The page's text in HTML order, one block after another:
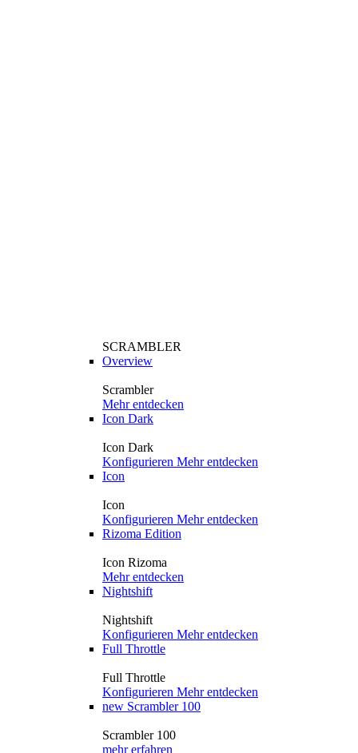
SCRAMBLER
Overview
Scrambler
Mehr entdecken
Icon Dark
Icon Dark
Konfigurieren Mehr entdecken
Icon
Icon
Konfigurieren Mehr entdecken
Rizoma Edition
Icon Rizoma
Mehr entdecken
Nightshift
Nightshift
Konfigurieren Mehr entdecken
Full Throttle
Full Throttle
Konfigurieren Mehr entdecken
new Scrambler 100
Scrambler 100
mehr erfahren